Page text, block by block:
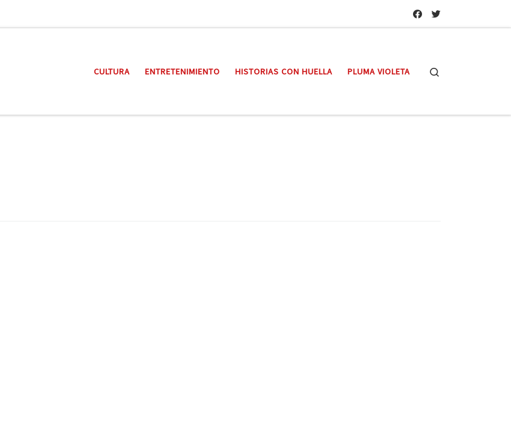
CULTURA ENTRETENIMIENTO HISTORIAS CON HUELLA PLUMA VIOLETA